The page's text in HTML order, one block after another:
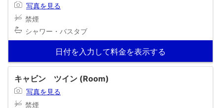
写真を見る
禁煙
シャワー・バスタブ
日付を入力して料金を表示する
キャビン ツイン (Room)
写真を見る
禁煙